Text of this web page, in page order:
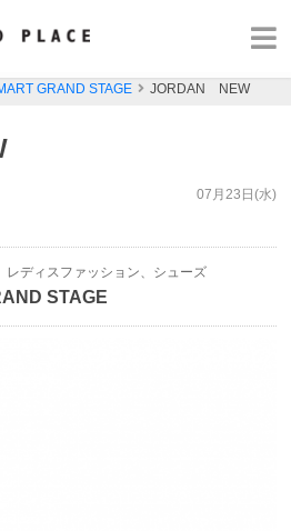
GRAND STAGE JORDAN NEW
07月23日(水)
レディスファッション、シューズ
STAGE